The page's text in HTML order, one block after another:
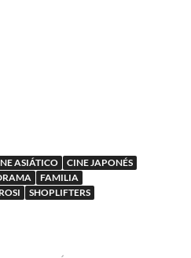
ASIÁTICO
CINE JAPONÉS
FAMILIA
SHOPLIFTERS